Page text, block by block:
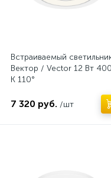
Встраиваемый
Вектор / Vector 12 Вт
К 110°
7 320 руб. /шт